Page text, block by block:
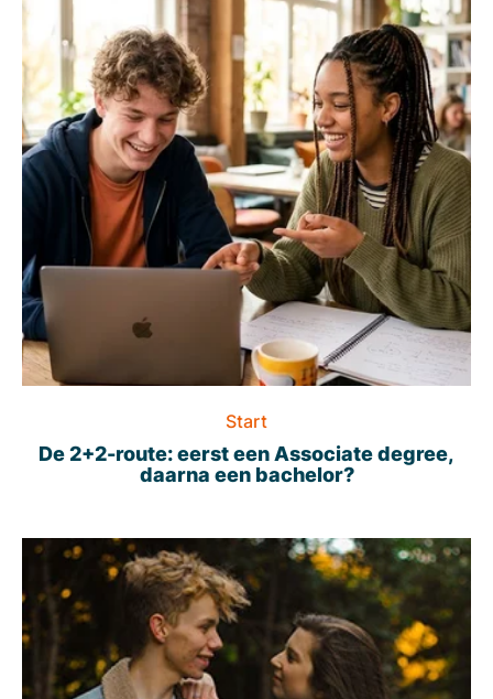
Start
De 2+2-route: eerst een Associate degree,
daarna een bachelor?